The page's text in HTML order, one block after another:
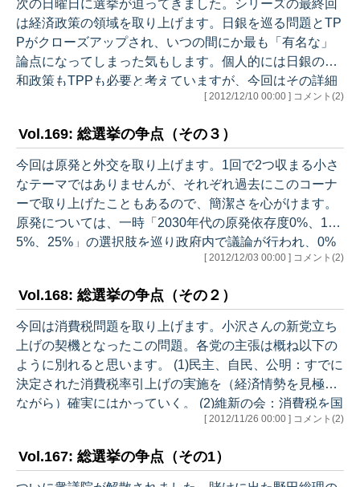
取しましたが）、今回の民主党の負け方は極めて深刻に
見えます。また、この3回の議席の大きなスイングをみ
ると、改めて小選挙区制の怖さを実感します。…
次の日曜日に選挙が迫ってきました。シリーズの最終回
は経済政策の領域を取り上げます。日銀を巡る問題とTP
Pがクローズアップされ、いつの間にか最も「有名な」
論点になってしまった気もします。個人的には日銀の緩
和政策もTPPも必要と考えていますが、今回はその詳細
に立ち入ることは避け、この論点で意見が分かれる背景
のIMF・世銀総会後、NHKの番組にIMFのラガルド専務
理事（IMFを率いるフランス人で元シンクロ選手の魅力
ある女性です）が出演し、「女性が日本を救う」とのIM
Fスタッフペーパーを紹介しつつ、日本経済再生のうえ
で女性の労働参加、とくにM…
[ 2012/12/10 00:00 ] コメント(2)
Vol.169: 総選挙の争点（その３）
今回は原発と外交を取り上げます。1回で2つ収まる小さ
なテーマではありませんが、それぞれ過去にこのコーナ
ーで取り上げたこともあるので、簡潔さを心がけます。
原発については、一時「2030年代の原発依存度0%、1
5%、25%」の選択肢を巡り政府内で議論が行われ、0%
に近い結論になりかけましたが、結局正式な方針とはな
望んでいます。経済界は強く25%を望んでいます。この
問題では、自民党とその他で大きな立場の違いがありま
す。自民は経済界に近く、その他の多くの政党は世論に
近い構図です。そして嘉田新党立ち上げにより、本件が
報道上の最大の論点になりつつ…
[ 2012/12/03 00:00 ] コメント(2)
Vol.168: 総選挙の争点（その２）
今回は消費税問題を取り上げます。小沢さんの新党立ち
上げの契機となったこの問題。各党の主張は概ね以下の
ように別れると思います。 (1)民主、自民、公明：すでに
決定された消費税率引上げの実施を（経済情勢を見極め
ながら）確実にはかっていく。 (2)維新の会：消費税を国
税ではなく地方税として用いていく。 (3)小沢さんの政党
は、最早この点が重要な争点とは思われていないという
ことです。すでに国会を通ってしまった法律を覆すこと
[ 2012/11/26 00:00 ] コメント(2)
Vol.167: 総選挙の争点（その1）